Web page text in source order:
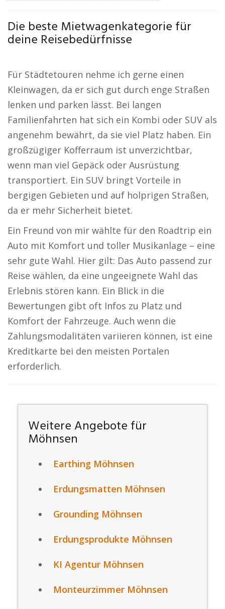
Die beste Mietwagenkategorie für
deine Reisebedürfnisse
Für Städtetouren nehme ich gerne einen
Kleinwagen, da er sich gut durch enge Straßen
lenken und parken lässt. Bei langen
Familienfahrten hat sich ein Kombi oder SUV als
angenehm bewährt, da sie viel Platz haben. Ein
großzügiger Kofferraum ist unverzichtbar,
wenn man viel Gepäck oder Ausrüstung
transportiert. Ein SUV bringt Vorteile in
bergigen Gebieten und auf holprigen Straßen,
da er mehr Sicherheit bietet.
Ein Freund von mir wählte für den Roadtrip ein
Auto mit Komfort und toller Musikanlage – eine
sehr gute Wahl. Hier gilt: Das Auto passend zur
Reise wählen, da eine ungeeignete Wahl das
Erlebnis stören kann. Ein Blick in die
Bewertungen gibt oft Infos zu Platz und
Komfort der Fahrzeuge. Auch wenn die
Zahlungsmodalitäten variieren können, ist eine
Kreditkarte bei den meisten Portalen
erforderlich.
Weitere Angebote für
Möhnsen
Earthing Möhnsen
Erdungsmatten Möhnsen
Grounding Möhnsen
Erdungsprodukte Möhnsen
KI Agentur Möhnsen
Monteurzimmer Möhnsen